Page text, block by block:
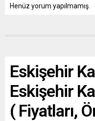
Henüz yorum yapılmamış.
Eskişehir
Eskişehir
( Fiyatları,